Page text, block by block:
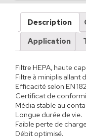
Description
Application
Filtre HEPA, haute
Filtre à miniplis allant
Efficacité selon EN
Certificat de
Média stable au
Longue durée de vie.
Faible perte de
Débit optimisé.